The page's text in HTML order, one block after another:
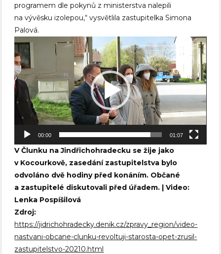
programem dle pokynů z ministerstva nalepili
na vývěsku izolepou,“ vysvětlila zastupitelka Simona
Palová.
Video
přehrávač
00:00 01:07
V Člunku na Jindřichohradecku se žije jako
v Kocourkově, zasedání zastupitelstva bylo
odvoláno dvě hodiny před konáním. Občané
a zastupitelé diskutovali před úřadem. | Video:
Lenka Pospíšilová
Zdroj:
https://jidrichohradecky.denik.cz/zpravy_region/video-
nastvani-obcane-clunku-revoltuji-starosta-opet-zrusil-
zastupitelstvo-20210.html